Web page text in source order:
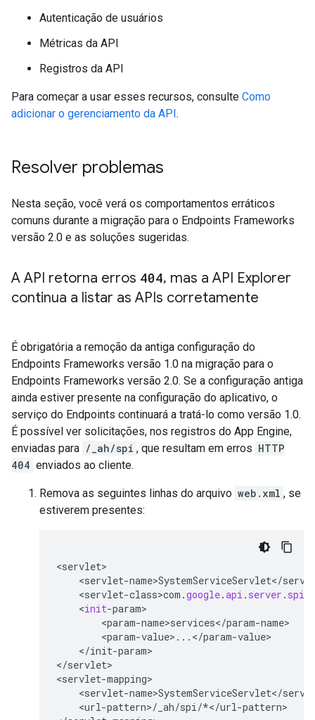
Autenticação de usuários
Métricas da API
Registros da API
Para começar a usar esses recursos, consulte Como
adicionar o gerenciamento da API.
Resolver problemas
Nesta seção, você verá os comportamentos erráticos
comuns durante a migração para o Endpoints Frameworks
versão 2.0 e as soluções sugeridas.
A API retorna erros 404, mas a API Explorer
continua a listar as APIs corretamente
É obrigatória a remoção da antiga configuração do
Endpoints Frameworks versão 1.0 na migração para o
Endpoints Frameworks versão 2.0. Se a configuração antiga
ainda estiver presente na configuração do aplicativo, o
serviço do Endpoints continuará a tratá-lo como versão 1.0.
É possível ver solicitações, nos registros do App Engine,
enviadas para /_ah/spi , que resultam em erros HTTP
404 enviados ao cliente.
Remova as seguintes linhas do arquivo web.xml , se
estiverem presentes:
<servlet
<servlet-name>SystemServiceServlet</
<servlet-class>com .google.api . server . spi
    <
init-param
<param-name>services</param-name
<param-value> ... </param-value
</init-param>
</servlet>
<servlet-mapping
<servlet-name>SystemServiceServlet</
<url-pattern>/ _ah/spi/*</url-pattern>